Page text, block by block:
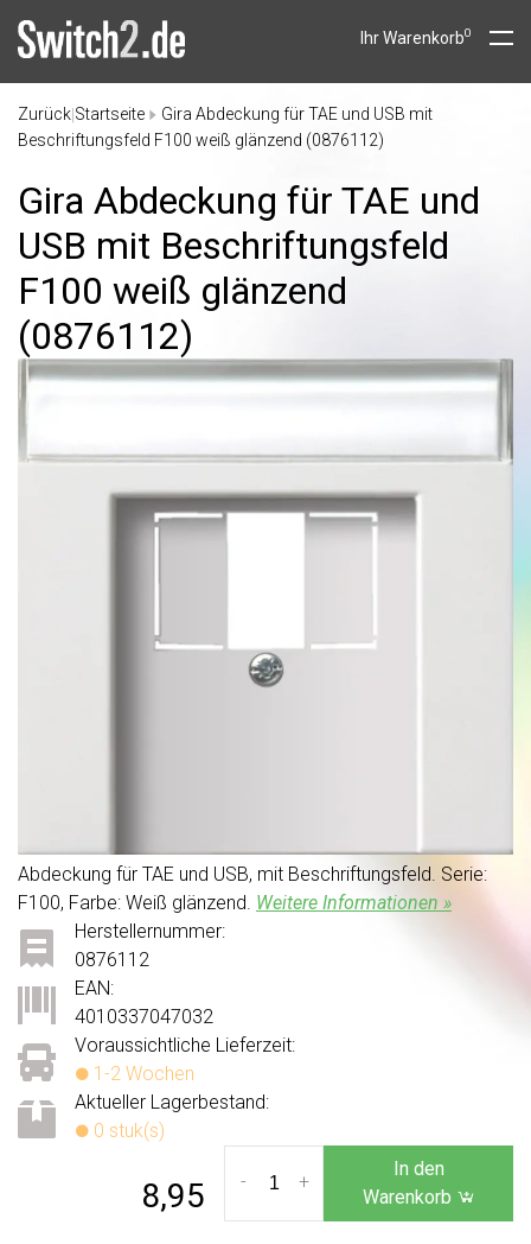
Ihr Warenkorb0
Zurück Startseite
Gira Abdeckung für TAE und USB mit
Beschriftungsfeld F100 weiß glänzend (0876112)
Gira Abdeckung für TAE und
USB mit Beschriftungsfeld
F100 weiß glänzend
(0876112)
Abdeckung für TAE und USB, mit Beschriftungsfeld. Serie:
F100, Farbe: Weiß glänzend. Weitere Informationen »
Voraussichtliche Lieferzeit:
1-2 Wochen
Aktueller Lagerbestand:
0 stuk(s)
Herstellernummer:
0876112
EAN:
4010337047032
8,95 +
-
In den
Warenkorb